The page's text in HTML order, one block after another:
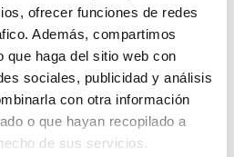
ofrecer funciones de redes
Además, compartimos
que haga del sitio web con
sociales, publicidad y análisis
con otra información
o que hayan recopilado a
de sus servicios.
86
MB
DE COOKIES
CANAL DE INFORMACIÓN
MAPA DEL SITIO
ACCESIBILIDAD